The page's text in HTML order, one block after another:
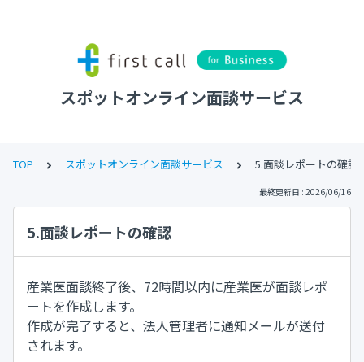
スポットオンライン面談サービス
TOP スポットオンライン面談サービス 5.面談レポートの確認
最終更新日 : 2026/06/16
5.面談レポートの確認
産業医面談終了後、72時間以内に産業医が面談レポ
ートを作成します。
作成が完了すると、法人管理者に通知メールが送付
されます。